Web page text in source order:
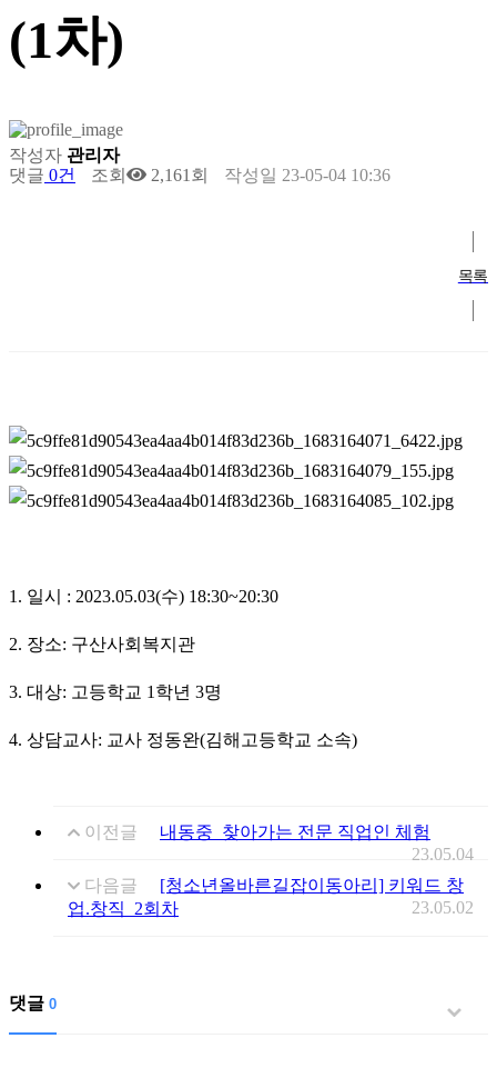
(1차)
작성자 관리자
댓글 0건 조회 2,161회 작성일 23-05-04 10:36
목록
1. 일시 : 2023.05.03(수) 18:30~20:30
2. 장소: 구산사회복지관
3. 대상: 고등학교 1학년 3명
4. 상담교사: 교사 정동완(김해고등학교 소속)
이전글
내동중_찾아가는 전문 직업인 체험
23.05.04
다음글
[청소년올바른길잡이동아리] 키워드 창
업.창직_2회차
23.05.02
댓글 0